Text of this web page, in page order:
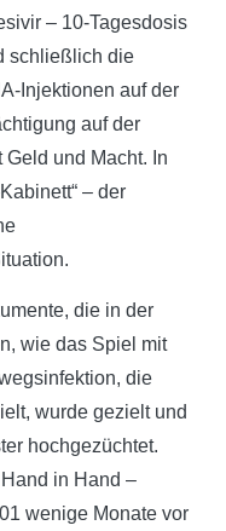
– 10-Tagesdosis
schließlich die
Injektionen auf der
auf der
und Macht. In
– der
die in der
wie das Spiel mit
die
wurde gezielt und
hochgezüchtet.
in Hand –
wenige Monate vor